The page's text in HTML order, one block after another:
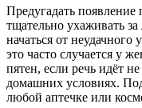
Предугадать
тщательно ухаживать
начаться от
это часто случается у
пятен, если речь идёт
домашних условиях.
любой аптечке или